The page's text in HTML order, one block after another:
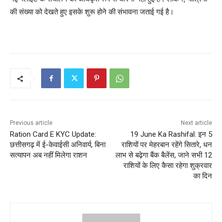
की संख्या को देखते हुए इसके शुरू होने की संभावना जताई गई है।
Previous article
Ration Card E KYC Update:
छत्तीसगढ़ में ई-केवाईसी अनिवार्य, बिना
सत्यापन अब नहीं मिलेगा राशन
Next article
19 June Ka Rashifal: इन 5
राशियों पर मेहरबान रहेंगे सितारे, धन
लाभ से बढ़ेगा बैंक बैलेंस, जाने सभी 12
राशियों के लिए कैसा रहेगा शुक्रवार
का दिन